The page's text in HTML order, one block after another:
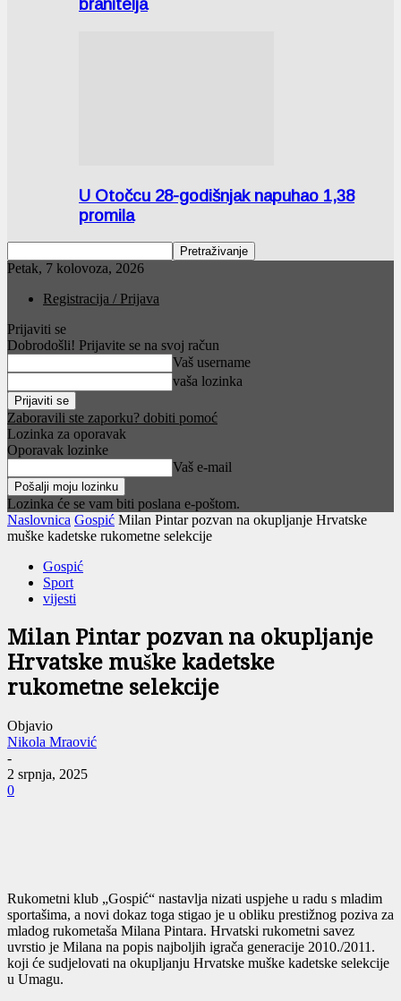
branitelja
U Otočcu 28-godišnjak napuhao 1,38
promila
Petak, 7 kolovoza, 2026
Registracija / Prijava
Prijaviti se
Dobrodošli! Prijavite se na svoj račun
Vaš username
vaša lozinka
Zaboravili ste zaporku? dobiti pomoć
Lozinka za oporavak
Oporavak lozinke
Vaš e-mail
Lozinka će se vam biti poslana e-poštom.
Naslovnica Gospić Milan Pintar pozvan na okupljanje Hrvatske
muške kadetske rukometne selekcije
Gospić
Sport
vijesti
Milan Pintar pozvan na okupljanje
Hrvatske muške kadetske
rukometne selekcije
Objavio
Nikola Mraović
-
2 srpnja, 2025
0
Rukometni klub „Gospić“ nastavlja nizati uspjehe u radu s mladim
sportašima, a novi dokaz toga stigao je u obliku prestižnog poziva za
mladog rukometaša Milana Pintara. Hrvatski rukometni savez
uvrstio je Milana na popis najboljih igrača generacije 2010./2011.
koji će sudjelovati na okupljanju Hrvatske muške kadetske selekcije
u Umagu.